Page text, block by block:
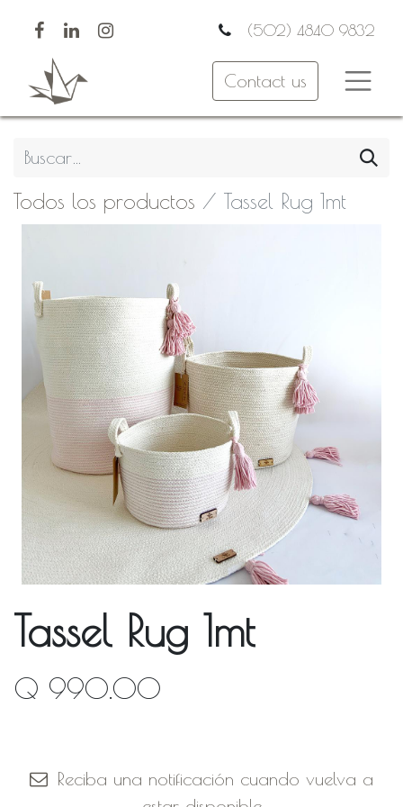
(502) 4840 9832
Contact us
Todos los productos Tassel Rug 1mt
Tassel Rug 1mt
Q 990.00
Reciba una notificación cuando vuelva a